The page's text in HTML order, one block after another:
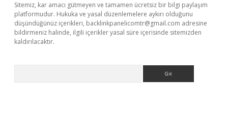
Sitemiz, kar amacı gütmeyen ve tamamen ücretsiz bir bilgi paylaşım
platformudur. Hukuka ve yasal düzenlemelere aykırı olduğunu
düşündüğünüz içerikleri, backlinkpanelicomtr@gmail.com adresine
bildirmeniz halinde, ilgili içerikler yasal süre içerisinde sitemizden
kaldırılacaktır.